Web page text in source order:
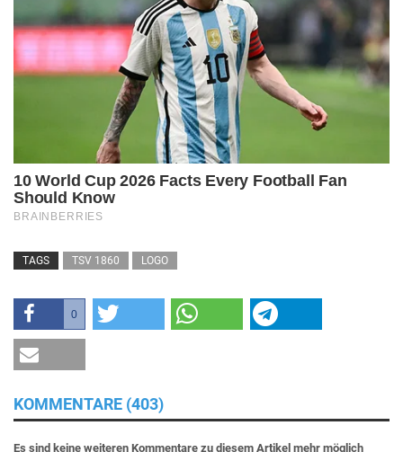
TAGS TSV 1860 LOGO
0
KOMMENTARE (403)
Es sind keine weiteren Kommentare zu diesem Artikel mehr möglich